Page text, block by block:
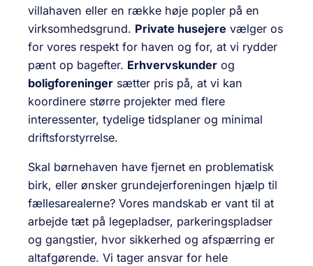
villahaven eller en række høje popler på en
virksomhedsgrund. Private husejere vælger os
for vores respekt for haven og for, at vi rydder
pænt op bagefter. Erhvervskunder og
boligforeninger sætter pris på, at vi kan
koordinere større projekter med flere
interessenter, tydelige tidsplaner og minimal
driftsforstyrrelse.
Skal børnehaven have fjernet en problematisk
birk, eller ønsker grundejerforeningen hjælp til
fællesarealerne? Vores mandskab er vant til at
arbejde tæt på legepladser, parkeringspladser
og gangstier, hvor sikkerhed og afspærring er
altafgørende. Vi tager ansvar for hele